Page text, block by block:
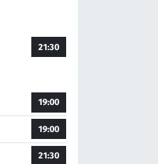
21:30
19:00
19:00
21:30